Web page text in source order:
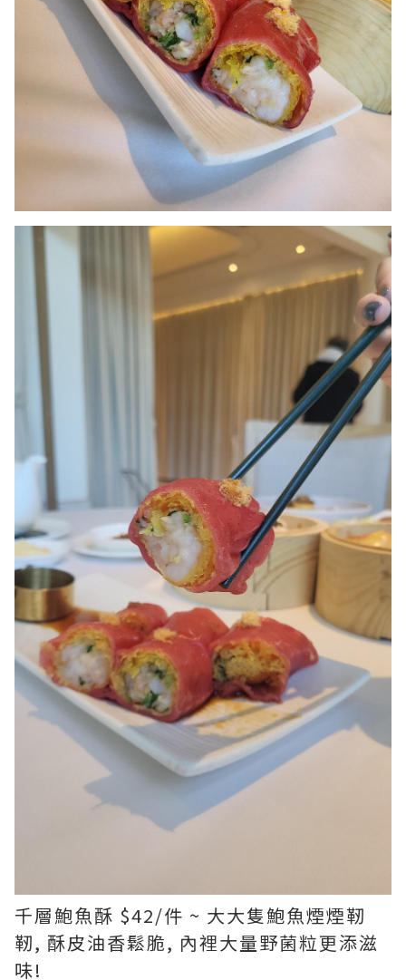
千層鮑魚酥 $42/件 ~ 大大隻鮑魚煙煙靭
靭, 酥皮油香鬆脆, 內裡大量野菌粒更添滋
味!